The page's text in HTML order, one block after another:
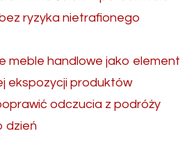
ryzyka nietrafionego
meble handlowe jako element
ekspozycji produktów
odczucia z podróży
dzień